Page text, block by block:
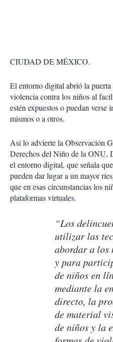
CIUDAD DE MÉXICO.
El entorno digital abrió la puerta
violencia contra los niños al
estén expuestos o puedan verse
mismos o a otros.
Así lo advierte la Observación
Derechos del Niño de la ONU,
el entorno digital, que señala
pueden dar lugar a un mayor
que en esas circunstancias los
plataformas virtuales.
“Los
utilizar las
abordar a los
y para
de niños en
mediante la
directo, la
de material
de niños y la